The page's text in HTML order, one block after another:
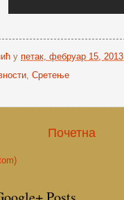
у петак, фебруар 15, 2013
, Сретење
Почетна